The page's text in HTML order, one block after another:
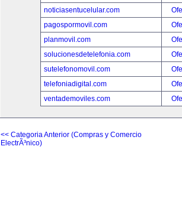
noticiasentucelular.com
pagospormovil.com
planmovil.com
solucionesdetelefonia.com
sutelefonomovil.com
telefoniadigital.com
ventademoviles.com
<< Categoria Anterior (Compras y Comercio
ElectrÃ³nico)